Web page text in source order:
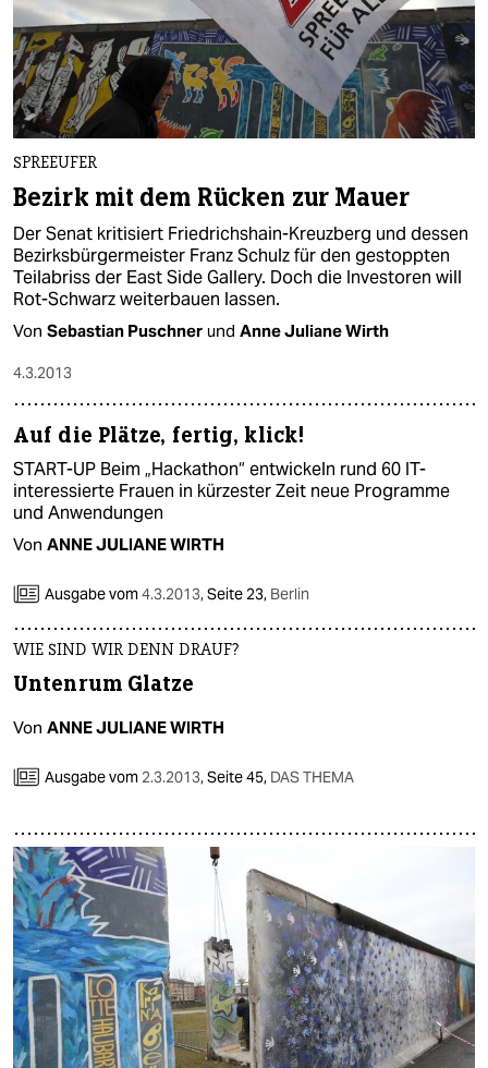
SPREEUFER
Bezirk mit dem Rücken zur Mauer
Der Senat kritisiert Friedrichshain-Kreuzberg und dessen
Bezirksbürgermeister Franz Schulz für den gestoppten
Teilabriss der East Side Gallery. Doch die Investoren will
Rot-Schwarz weiterbauen lassen.
Von Sebastian Puschner und Anne Juliane Wirth
4.3.2013
Auf die Plätze, fertig, klick!
START-UP Beim „Hackathon“ entwickeln rund 60 IT-
interessierte Frauen in kürzester Zeit neue Programme
und Anwendungen
Von ANNE JULIANE WIRTH
Ausgabe vom4.3.2013,Seite 23, Berlin
WIE SIND WIR DENN DRAUF?
Untenrum Glatze
Von ANNE JULIANE WIRTH
Ausgabe vom 2.3.2013,Seite 45, DAS THEMA